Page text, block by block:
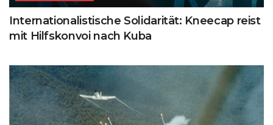
Internationalistische Solidarität: Kneecap reist
mit Hilfskonvoi nach Kuba